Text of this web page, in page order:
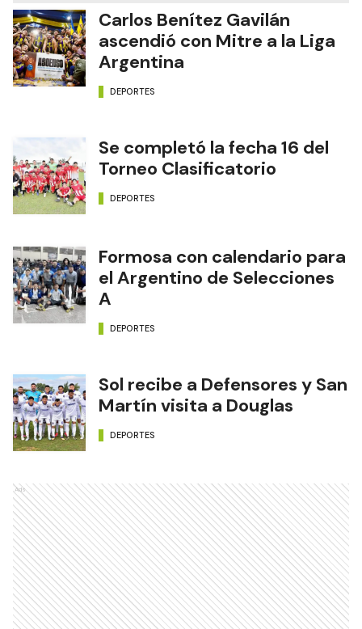
Carlos Benítez Gavilán
ascendió con Mitre a la Liga
Argentina
DEPORTES
Se completó la fecha 16 del
Torneo Clasificatorio
DEPORTES
Formosa con calendario para
el Argentino de Selecciones
A
DEPORTES
Sol recibe a Defensores y San
Martín visita a Douglas
DEPORTES
Ads